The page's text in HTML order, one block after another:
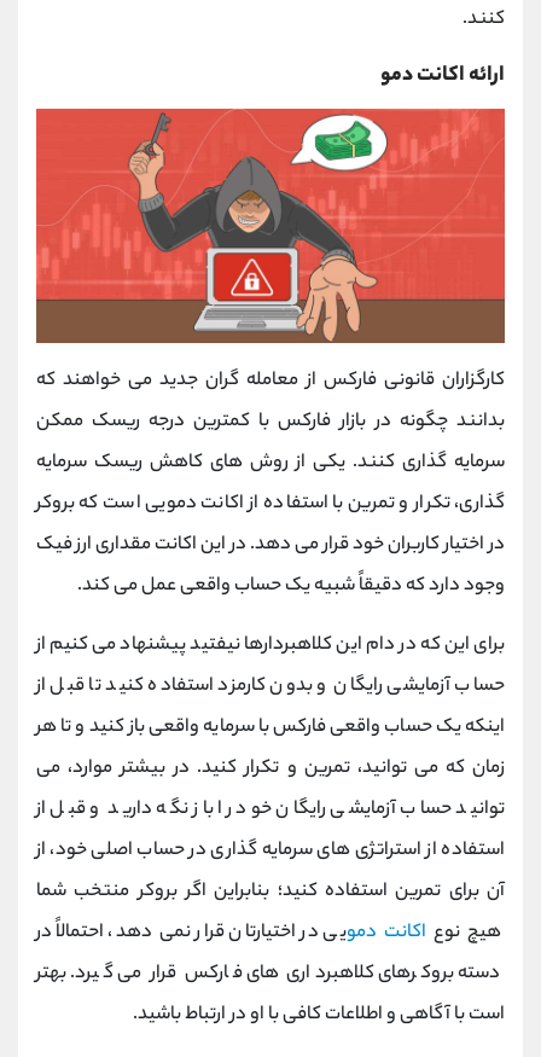
کنند.
ارائه اکانت دمو
کارگزاران قانونی فارکس از معامله‌ گران جدید می خواهند که
بدانند چگونه در بازار فارکس با کمترین درجه ریسک ممکن
سرمایه‌ گذاری کنند. یکی از روش‌ های کاهش ریسک سرمایه
‌گذاری، تکرار و تمرین با استفاده از اکانت دمویی است که بروکر
در اختیار کاربران خود قرار می‌ دهد. در این اکانت مقداری ارز فیک
وجود دارد که دقیقاً شبیه یک حساب واقعی عمل می‌ کند.
برای این که در دام این کلاهبردارها نیفتید پیشنهاد می کنیم از
حساب آزمایشی رایگان و بدون کارمزد استفاده کنید تا قبل از
اینکه یک حساب واقعی فارکس با سرمایه واقعی باز کنید و تا هر
زمان که می ‌توانید، تمرین و تکرار کنید. در بیشتر موارد، می
‌توانید حساب آزمایشی رایگان خود را باز نگه دارید و قبل از
استفاده از استراتژی‌ های سرمایه‌ گذاری در حساب اصلی خود، از
آن برای تمرین استفاده کنید؛ بنابراین اگر بروکر منتخب شما
هیچ نوع اکانت دمویی در اختیارتان قرار نمی‌ دهد، احتمالاً در
دسته بروکرهای کلاهبرداری‌ های فارکس قرار می‌ گیرد. بهتر
است با آگاهی و اطلاعات کافی با او در ارتباط باشید.